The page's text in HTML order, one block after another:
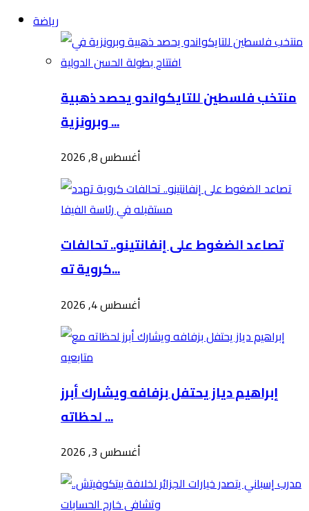
رياضة
منتخب فلسطين للتايكواندو يحصد ذهبية
وبرونزية ...
أغسطس 8, 2026
تصاعد الضغوط على إنفانتينو.. تحالفات
كروية ته...
أغسطس 4, 2026
إبراهيم دياز يحتفل بزفافه ويشارك أبرز
لحظاته ...
أغسطس 3, 2026